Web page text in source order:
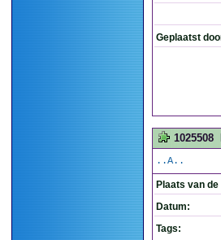
Geplaatst
1025508
..A..
Plaats van de
Datum:
Tags: